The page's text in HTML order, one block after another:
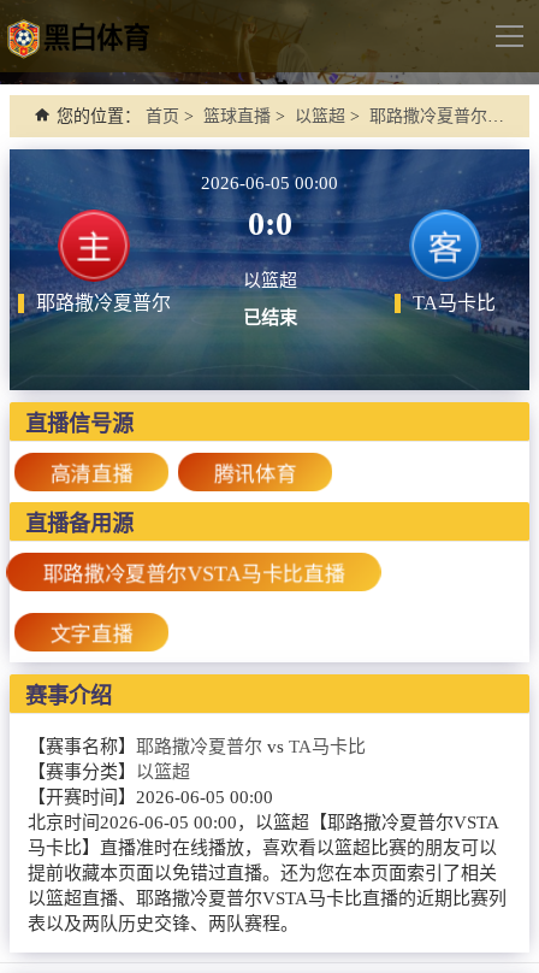
导
首页
德甲
法甲
西甲
世界杯
欧冠杯
中超
篮球直播
CBA
录像
足球录像
篮球录像
新闻
足球新闻
篮球新闻
您的位置： 首页 > 篮球直播 > 以篮超 > 耶路撒冷夏普尔 VS TA马卡比
耶路撒冷夏普尔
2026-06-05 00:00
0:0
以篮超
已结束
TA马卡比
直播信号源
高清直播 腾讯体育
直播备用源
耶路撒冷夏普尔VSTA马卡比直播
文字直播
赛事介绍
【赛事名称】 耶路撒冷夏普尔 vs TA马卡比
【赛事分类】 以篮超
【开赛时间】 2026-06-05 00:00
北京时间2026-06-05 00:00，以篮超【耶路撒冷夏普尔VSTA
马卡比】直播准时在线播放，喜欢看以篮超比赛的朋友可以
提前收藏本页面以免错过直播。还为您在本页面索引了相关
以篮超直播、耶路撒冷夏普尔VSTA马卡比直播的近期比赛列
表以及两队历史交锋、两队赛程。